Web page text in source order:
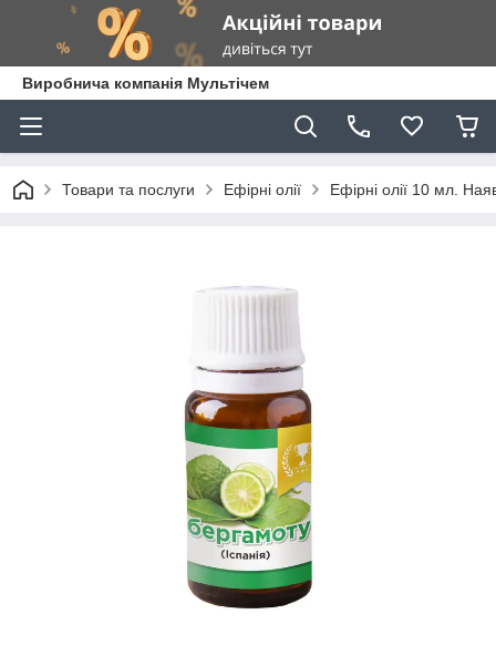
Виробнича компанія Мультічем
Товари та послуги Ефірні олії Ефірні олії 10 мл.